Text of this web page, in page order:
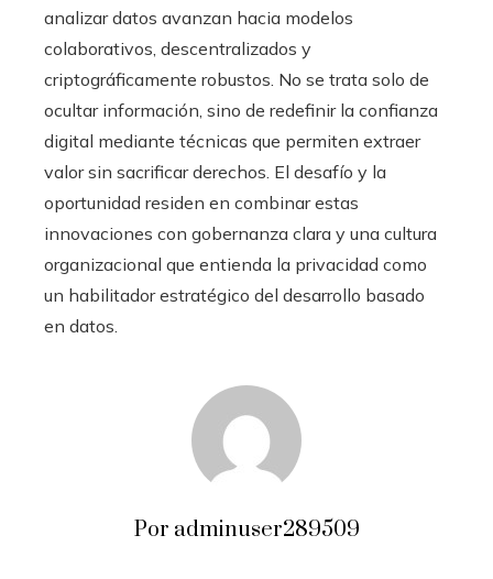
analizar datos avanzan hacia modelos
colaborativos, descentralizados y
criptográficamente robustos. No se trata solo de
ocultar información, sino de redefinir la confianza
digital mediante técnicas que permiten extraer
valor sin sacrificar derechos. El desafío y la
oportunidad residen en combinar estas
innovaciones con gobernanza clara y una cultura
organizacional que entienda la privacidad como
un habilitador estratégico del desarrollo basado
en datos.
Por adminuser289509